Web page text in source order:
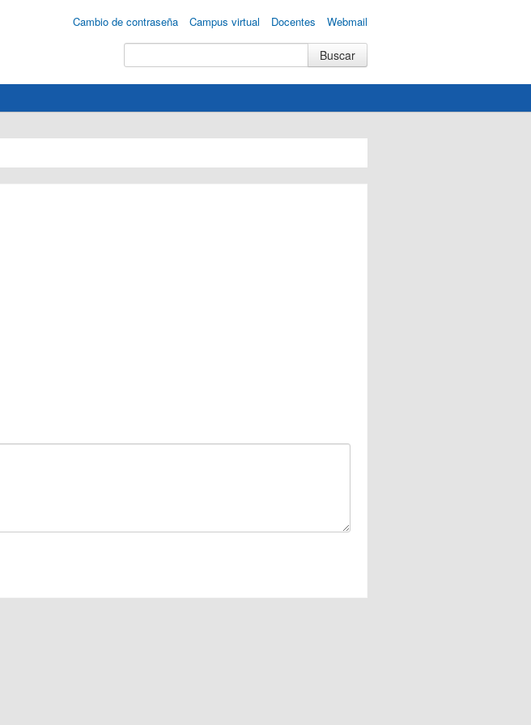
Cambio de contraseña Campus virtual Docentes Webmail